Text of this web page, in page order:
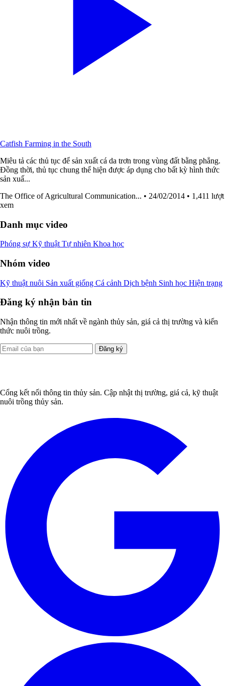
Catfish Farming in the South
Miêu tả các thủ tục để sản xuất cá da trơn trong vùng đất bằng phẳng.
Đồng thời, thủ tục chung thể hiện được áp dụng cho bất kỳ hình thức
sản xuấ...
The Office of Agricultural Communication... • 24/02/2014 • 1,411 lượt
xem
Danh mục video
Phóng sự Kỹ thuật Tự nhiên Khoa học
Nhóm video
Kỹ thuật nuôi Sản xuất giống Cá cảnh Dịch bệnh Sinh học Hiện trạng
Đăng ký nhận bản tin
Nhận thông tin mới nhất về ngành thủy sản, giá cả thị trường và kiến
thức nuôi trồng.
Đăng ký
Cổng kết nối thông tin thủy sản. Cập nhật thị trường, giá cả, kỹ thuật
nuôi trồng thủy sản.